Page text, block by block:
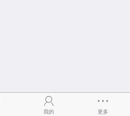
我的 更多